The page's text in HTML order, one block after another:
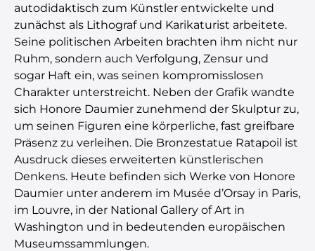
autodidaktisch zum Künstler entwickelte und
zunächst als Lithograf und Karikaturist arbeitete.
Seine politischen Arbeiten brachten ihm nicht nur
Ruhm, sondern auch Verfolgung, Zensur und
sogar Haft ein, was seinen kompromisslosen
Charakter unterstreicht. Neben der Grafik wandte
sich Honore Daumier zunehmend der Skulptur zu,
um seinen Figuren eine körperliche, fast greifbare
Präsenz zu verleihen. Die Bronzestatue Ratapoil ist
Ausdruck dieses erweiterten künstlerischen
Denkens. Heute befinden sich Werke von Honore
Daumier unter anderem im Musée d’Orsay in Paris,
im Louvre, in der National Gallery of Art in
Washington und in bedeutenden europäischen
Museumssammlungen.